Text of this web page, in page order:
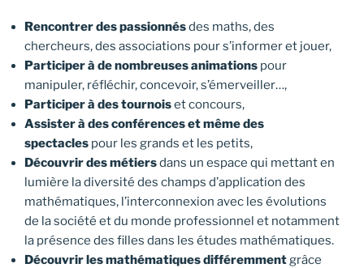
Rencontrer des passionnésdes maths, des
chercheurs, des associations pour s’informer et jouer,
Participer à de nombreuses animations pour
manipuler, réfléchir, concevoir, s’émerveiller…,
Participer à des tournoiset concours,
Assister à des conférences et même des
spectacles pour les grands et les petits,
Découvrir des métiersdans un espace qui mettant en
lumière la diversité des champs d’application des
mathématiques, l’interconnexion avec les évolutions
de la société et du monde professionnel et notamment
la présence des filles dans les études mathématiques.
Découvrir les mathématiques différemmentgrâce